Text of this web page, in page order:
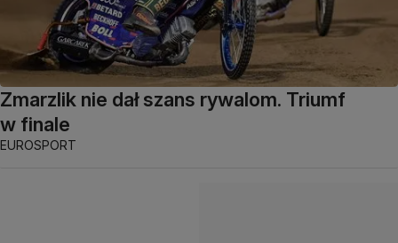
Zmarzlik nie dał szans rywalom. Triumf
w finale
EUROSPORT